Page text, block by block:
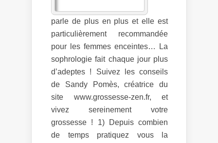
parle de plus en plus et elle est
particulièrement recommandée
pour les femmes enceintes… La
sophrologie fait chaque jour plus
d’adeptes ! Suivez les conseils
de Sandy Pomès, créatrice du
site www.grossesse-zen.fr, et
vivez sereinement votre
grossesse ! 1) Depuis combien
de temps pratiquez vous la